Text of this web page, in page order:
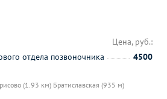
(1.93 км) Братиславская (935 м)
Цена, руб.:
отдела позвоночника
4500